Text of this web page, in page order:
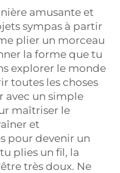
amusante et
sympas à partir
plier un morceau
la forme que tu
explorer le monde
toutes les choses
avec un simple
maîtriser le
et
pour devenir un
plies un fil, la
très doux. Ne